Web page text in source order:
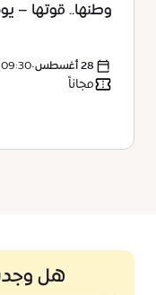
وطنها.. قوتها – يوم
28 أغسطس •
09:30 - 12:30
مجاناً
هل